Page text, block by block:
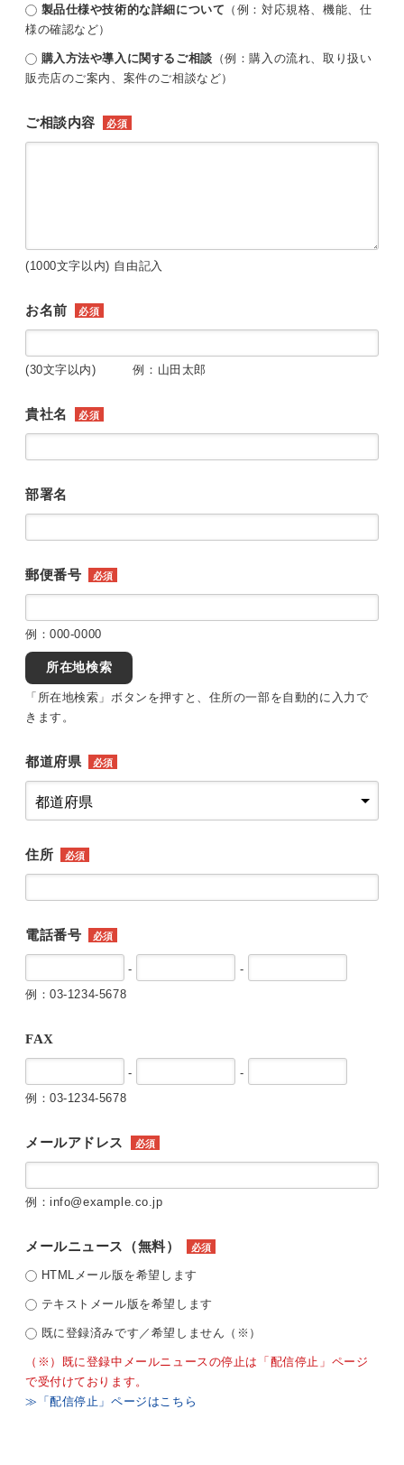
製品仕様や技術的な詳細について （例：対応規格、機能、仕
様の確認など）
購入方法や導入に関するご相談 （例：購入の流れ、取り扱い
販売店のご案内、案件のご相談など）
ご相談内容 必須
(1000文字以内) 自由記入
お名前 必須
(30文字以内) 例：山田太郎
貴社名 必須
部署名
郵便番号 必須
例：000-0000
所在地検索
「所在地検索」ボタンを押すと、住所の一部を自動的に入力で
きます。
都道府県 必須
住所 必須
電話番号 必須
-
-
例：03-1234-5678
FAX
-
-
例：03-1234-5678
メールアドレス 必須
例：info@example.co.jp
メールニュース（無料） 必須
HTMLメール版を希望します
テキストメール版を希望します
既に登録済みです／希望しません（※）
（※）既に登録中メールニュースの停止は「配信停止」ページ
で受付けております。
≫「配信停止」ページはこちら